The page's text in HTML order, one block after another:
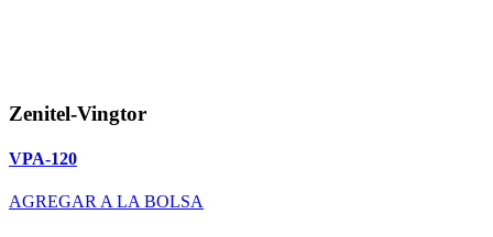
Zenitel-Vingtor
VPA-120
AGREGAR A LA BOLSA